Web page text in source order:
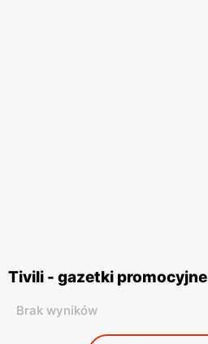
Tivili - gazetki promocyjne
Brak wyników